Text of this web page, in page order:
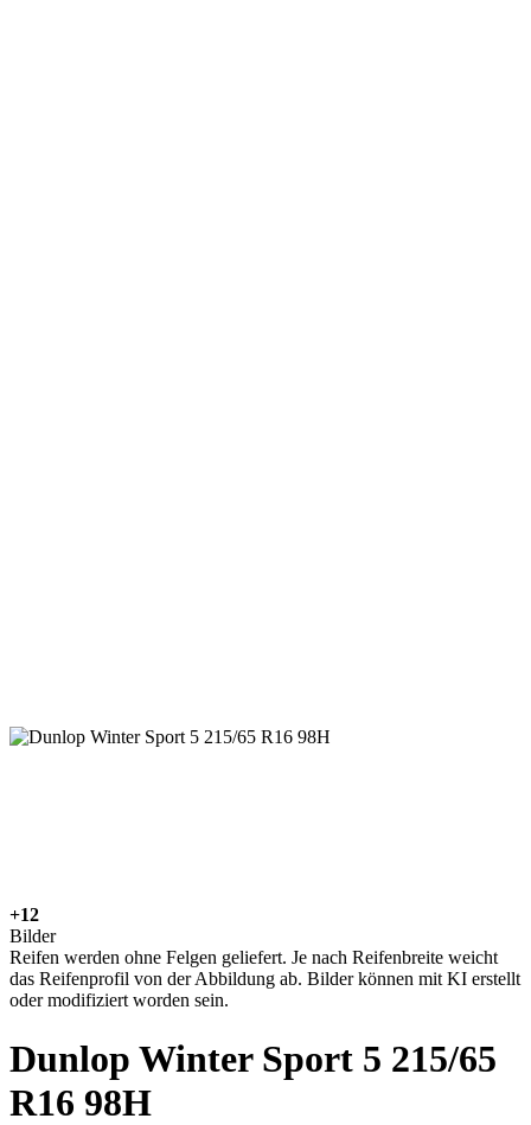
+12
Bilder
Reifen werden ohne Felgen geliefert. Je nach Reifenbreite weicht
das Reifenprofil von der Abbildung ab. Bilder können mit KI erstellt
oder modifiziert worden sein.
Dunlop Winter Sport 5 215/65
R16 98H